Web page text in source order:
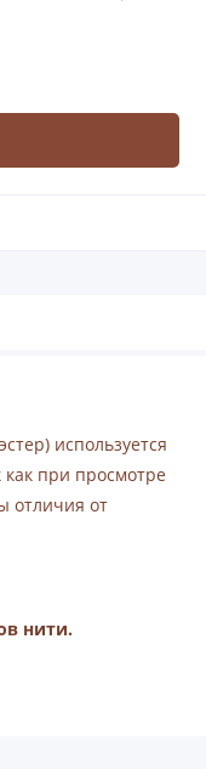
используется
при просмотре
отличия от
нити.